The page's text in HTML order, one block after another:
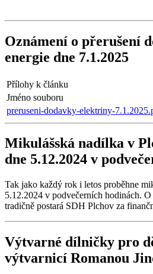
Oznámení o přerušení
energie dne 7.1.2025
Přílohy k článku
Jméno souboru
preruseni-dodavky-elektriny-
Mikulášská nadílka v
dne 5.12.2024 v
Tak jako každý rok i letos proběhne
5.12.2024 v podvečerních hodinách.
tradičně postará SDH Plchov za
Výtvarné dílničky pro
výtvarnicí Romanou